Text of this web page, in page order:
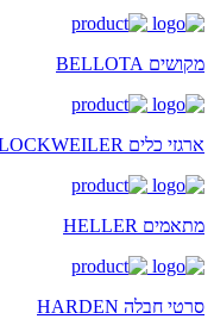
מקושים BELLOTA
ארגזי כלים LOCKWEILER
מתאמים HELLER
סרטי חבלה HARDEN